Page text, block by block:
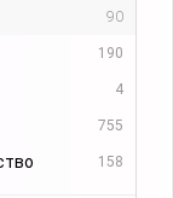
90
190
4
755
158